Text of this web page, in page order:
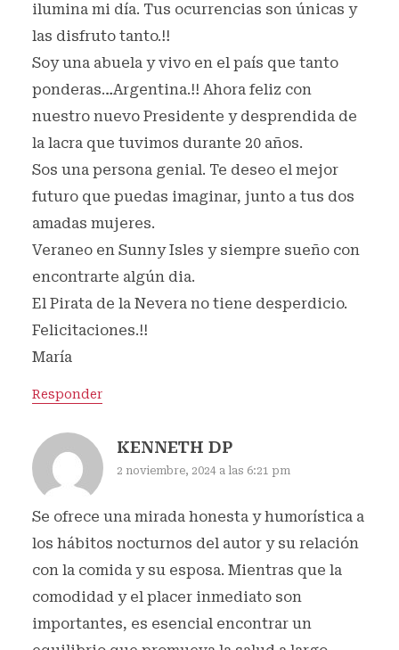
ilumina mi día. Tus ocurrencias son únicas y
las disfruto tanto.!!
Soy una abuela y vivo en el país que tanto
ponderas…Argentina.!! Ahora feliz con
nuestro nuevo Presidente y desprendida de
la lacra que tuvimos durante 20 años.
Sos una persona genial. Te deseo el mejor
futuro que puedas imaginar, junto a tus dos
amadas mujeres.
Veraneo en Sunny Isles y siempre sueño con
encontrarte algún dia.
El Pirata de la Nevera no tiene desperdicio.
Felicitaciones.!!
María
Responder
KENNETH DP
2 noviembre, 2024 a las 6:21 pm
Se ofrece una mirada honesta y humorística a
los hábitos nocturnos del autor y su relación
con la comida y su esposa. Mientras que la
comodidad y el placer inmediato son
importantes, es esencial encontrar un